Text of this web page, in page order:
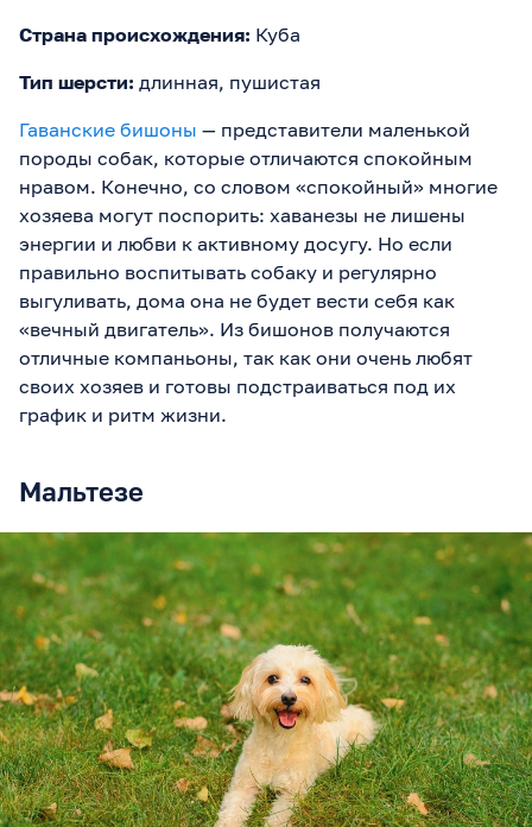
Страна происхождения: Куба
Тип шерсти: длинная, пушистая
Гаванские бишоны — представители маленькой
породы собак, которые отличаются спокойным
нравом. Конечно, со словом «спокойный» многие
хозяева могут поспорить: хаванезы не лишены
энергии и любви к активному досугу. Но если
правильно воспитывать собаку и регулярно
выгуливать, дома она не будет вести себя как
«вечный двигатель». Из бишонов получаются
отличные компаньоны, так как они очень любят
своих хозяев и готовы подстраиваться под их
график и ритм жизни.
Мальтезе